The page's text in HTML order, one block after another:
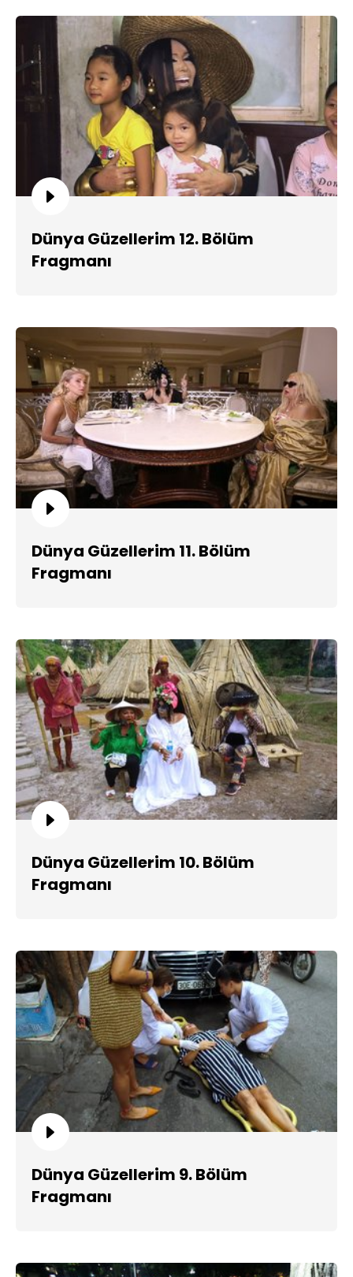
Dünya Güzellerim 12. Bölüm
Fragmanı
Dünya Güzellerim 11. Bölüm
Fragmanı
Dünya Güzellerim 10. Bölüm
Fragmanı
Dünya Güzellerim 9. Bölüm
Fragmanı